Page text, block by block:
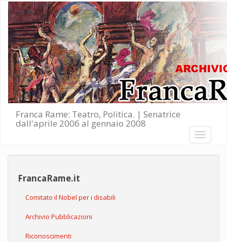
Salta al contenuto principale
Franca Rame: Teatro, Politica. | Senatrice
dall'aprile 2006 al gennaio 2008
Toggle
FrancaRame.it
Comitato il Nobel per i disabili
Archivio Pubblicazioni
Riconoscimenti